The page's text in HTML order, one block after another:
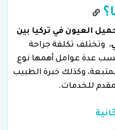
العيون في تركيا بين
، وتختلف تكلفة جراحة
عدة عوامل أهمها نوع
وكذلك خبرة الطبيب
للخدمات.